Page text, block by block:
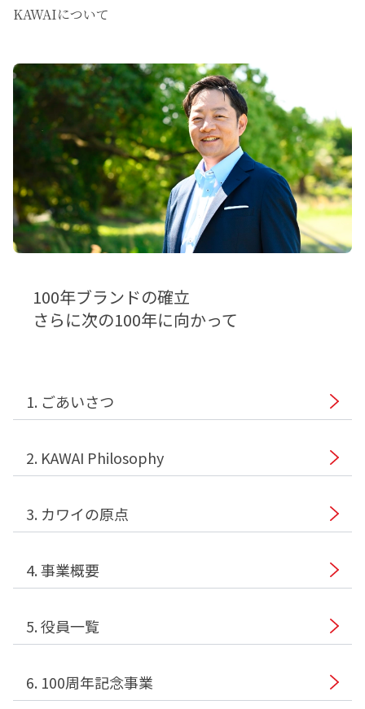
KAWAIについて
100年ブランドの確立
さらに次の100年に向かって
1. ごあいさつ
2. KAWAI Philosophy
3. カワイの原点
4. 事業概要
5. 役員一覧
6. 100周年記念事業